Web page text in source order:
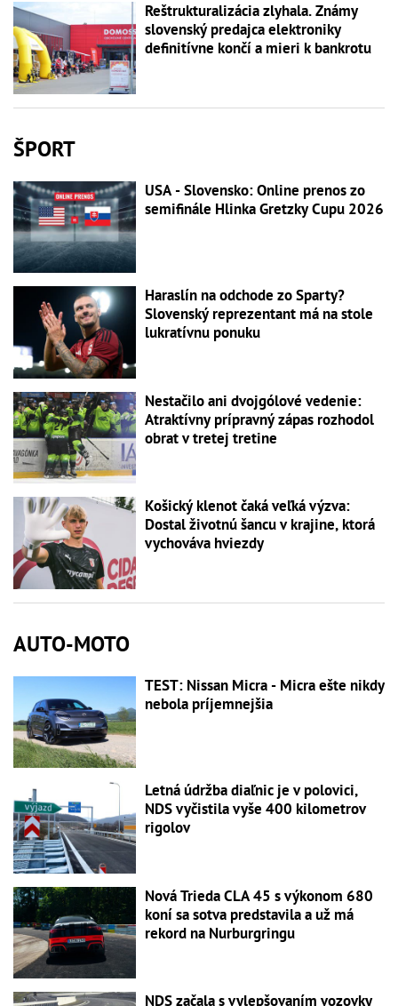
Reštrukturalizácia zlyhala. Známy
slovenský predajca elektroniky
definitívne končí a mieri k bankrotu
ŠPORT
USA - Slovensko: Online prenos zo
semifinále Hlinka Gretzky Cupu 2026
Haraslín na odchode zo Sparty?
Slovenský reprezentant má na stole
lukratívnu ponuku
Nestačilo ani dvojgólové vedenie:
Atraktívny prípravný zápas rozhodol
obrat v tretej tretine
Košický klenot čaká veľká výzva:
Dostal životnú šancu v krajine, ktorá
vychováva hviezdy
AUTO-MOTO
TEST: Nissan Micra - Micra ešte nikdy
nebola príjemnejšia
Letná údržba diaľnic je v polovici,
NDS vyčistila vyše 400 kilometrov
rigolov
Nová Trieda CLA 45 s výkonom 680
koní sa sotva predstavila a už má
rekord na Nurburgringu
NDS začala s vylepšovaním vozovky